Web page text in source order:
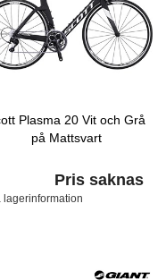
Plasma 20 Vit och Grå
på Mattsvart
Pris saknas
lagerinformation